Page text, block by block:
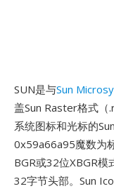
SUN是与Sun
盖Sun Raster格式（
系统图标和光标的
0x59a66a95魔数为
BGR或32位XBGR
32字节头部。Sun